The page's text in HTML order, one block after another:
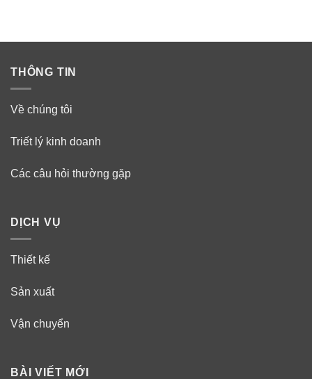
THÔNG TIN
Về chúng tôi
Triết lý kinh doanh
Các câu hỏi thường gặp
DỊCH VỤ
Thiết kế
Sản xuất
Vận chuyển
BÀI VIẾT MỚI